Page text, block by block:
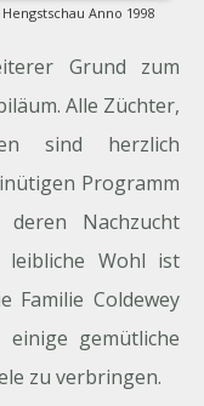
Hengstschau Anno 1998
Grund zum
Alle Züchter,
sind herzlich
Programm
Nachzucht
leibliche Wohl ist
Familie Coldewey
gemütliche
zu verbringen.